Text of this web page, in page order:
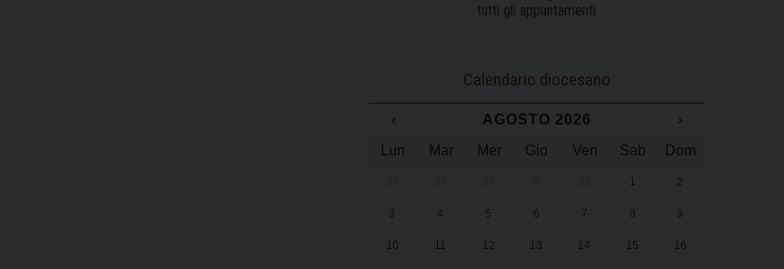
tutti gli appuntamenti
Calendario diocesano
‹ AGOSTO 2026
›
Lun
Mar Mer Gio Ven Sab Dom
1 2
3 4 5 6 7 8 9
10 11 12 13 14 15 16